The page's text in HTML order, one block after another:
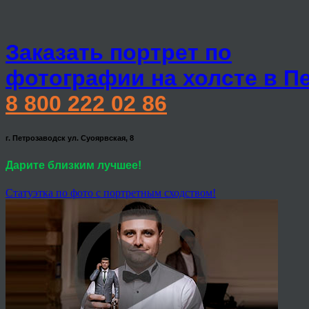
Заказать портрет по
фотографии на холсте в
8 800 222 02 86
г. Петрозаводск ул. Суоярвская, 8
Дарите близким лучшее!
Статуэтка по фото с портретным сходством!